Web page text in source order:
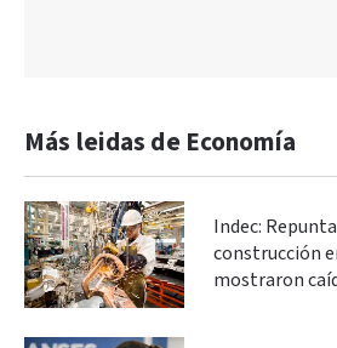
Más leidas de Economía
Indec:
construcción
mostraron